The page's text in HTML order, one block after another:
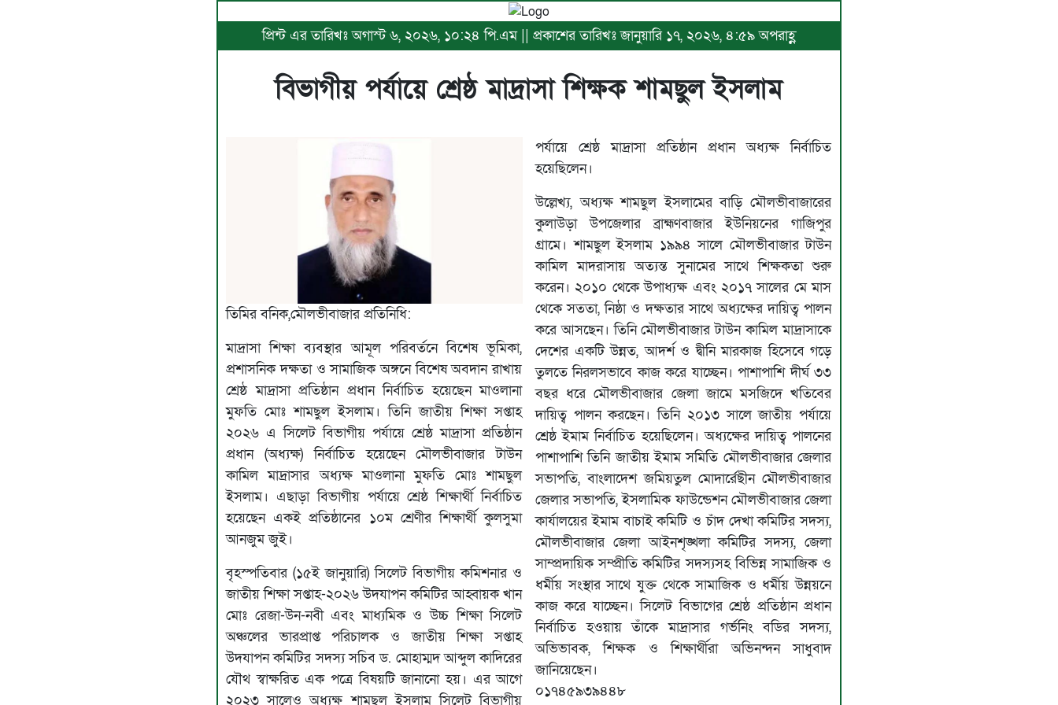
প্রিন্ট এর তারিখঃ অগাস্ট ৬, ২০২৬, ১০:২৪ পি.এম || প্রকাশের তারিখঃ জানুয়ারি ১৭, ২০২৬, ৪:৫৯ অপরাহ্ণ
বিভাগীয় পর্যায়ে শ্রেষ্ঠ মাদ্রাসা শিক্ষক শামছুল ইসলাম
তিমির বনিক,মৌলভীবাজার প্রতিনিধি:
মাদ্রাসা শিক্ষা ব্যবস্থার আমূল পরিবর্তনে বিশেষ ভূমিকা,
প্রশাসনিক দক্ষতা ও সামাজিক অঙ্গনে বিশেষ অবদান রাখায়
শ্রেষ্ঠ মাদ্রাসা প্রতিষ্ঠান প্রধান নির্বাচিত হয়েছেন মাওলানা
মুফতি মোঃ শামছুল ইসলাম। তিনি জাতীয় শিক্ষা সপ্তাহ
২০২৬ এ সিলেট বিভাগীয় পর্যায়ে শ্রেষ্ঠ মাদ্রাসা প্রতিষ্ঠান
প্রধান (অধ্যক্ষ) নির্বাচিত হয়েছেন মৌলভীবাজার টাউন
কামিল মাদ্রাসার অধ্যক্ষ মাওলানা মুফতি মোঃ শামছুল
ইসলাম। এছাড়া বিভাগীয় পর্যায়ে শ্রেষ্ঠ শিক্ষার্থী নির্বাচিত
হয়েছেন একই প্রতিষ্ঠানের ১০ম শ্রেণীর শিক্ষার্থী কুলসুমা
আনজুম জুই।
বৃহস্পতিবার (১৫ই জানুয়ারি) সিলেট বিভাগীয় কমিশনার ও
জাতীয় শিক্ষা সপ্তাহ-২০২৬ উদযাপন কমিটির আহ্বায়ক খান
মোঃ রেজা-উন-নবী এবং মাধ্যমিক ও উচ্চ শিক্ষা সিলেট
অঞ্চলের ভারপ্রাপ্ত পরিচালক ও জাতীয় শিক্ষা সপ্তাহ
উদযাপন কমিটির সদস্য সচিব ড. মোহাম্মদ আব্দুল কাদিরের
যৌথ স্বাক্ষরিত এক পত্রে বিষয়টি জানানো হয়। এর আগে
২০২৩ সালেও অধ্যক্ষ শামছুল ইসলাম সিলেট বিভাগীয়
পর্যায়ে শ্রেষ্ঠ মাদ্রাসা প্রতিষ্ঠান প্রধান অধ্যক্ষ নির্বাচিত
হয়েছিলেন।
উল্লেখ্য, অধ্যক্ষ শামছুল ইসলামের বাড়ি মৌলভীবাজারের
কুলাউড়া উপজেলার ব্রাহ্মণবাজার ইউনিয়নের গাজিপুর
গ্রামে। শামছুল ইসলাম ১৯৯৪ সালে মৌলভীবাজার টাউন
কামিল মাদরাসায় অত্যন্ত সুনামের সাথে শিক্ষকতা শুরু
করেন। ২০১০ থেকে উপাধ্যক্ষ এবং ২০১৭ সালের মে মাস
থেকে সততা, নিষ্ঠা ও দক্ষতার সাথে অধ্যক্ষের দায়িত্ব পালন
করে আসছেন। তিনি মৌলভীবাজার টাউন কামিল মাদ্রাসাকে
দেশের একটি উন্নত, আদর্শ ও দ্বীনি মারকাজ হিসেবে গড়ে
তুলতে নিরলসভাবে কাজ করে যাচ্ছেন। পাশাপাশি দীর্ঘ ৩৩
বছর ধরে মৌলভীবাজার জেলা জামে মসজিদে খতিবের
দায়িত্ব পালন করছেন। তিনি ২০১৩ সালে জাতীয় পর্যায়ে
শ্রেষ্ঠ ইমাম নির্বাচিত হয়েছিলেন। অধ্যক্ষের দায়িত্ব পালনের
পাশাপাশি তিনি জাতীয় ইমাম সমিতি মৌলভীবাজার জেলার
সভাপতি, বাংলাদেশ জমিয়তুল মোদার্রেছীন মৌলভীবাজার
জেলার সভাপতি, ইসলামিক ফাউন্ডেশন মৌলভীবাজার জেলা
কার্যালয়ের ইমাম বাচাই কমিটি ও চাঁদ দেখা কমিটির সদস্য,
মৌলভীবাজার জেলা আইনশৃঙ্খলা কমিটির সদস্য, জেলা
সাম্প্রদায়িক সম্প্রীতি কমিটির সদস্যসহ বিভিন্ন সামাজিক ও
ধর্মীয় সংস্থার সাথে যুক্ত থেকে সামাজিক ও ধর্মীয় উন্নয়নে
কাজ করে যাচ্ছেন। সিলেট বিভাগের শ্রেষ্ঠ প্রতিষ্ঠান প্রধান
নির্বাচিত হওয়ায় তাঁকে মাদ্রাসার গর্ভনিং বডির সদস্য,
অভিভাবক, শিক্ষক ও শিক্ষার্থীরা অভিনন্দন সাধুবাদ
জানিয়েছেন।
০১৭৪৫৯৩৯৪৪৮